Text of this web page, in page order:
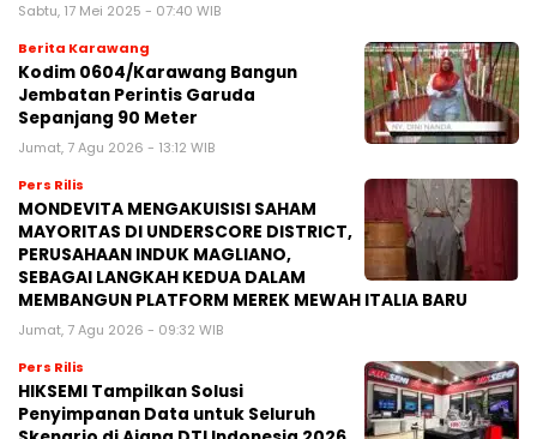
Sabtu, 17 Mei 2025 - 07:40 WIB
Berita Karawang
Kodim 0604/Karawang Bangun
Jembatan Perintis Garuda
Sepanjang 90 Meter
Jumat, 7 Agu 2026 - 13:12 WIB
Pers Rilis
MONDEVITA MENGAKUISISI SAHAM
MAYORITAS DI UNDERSCORE DISTRICT,
PERUSAHAAN INDUK MAGLIANO,
SEBAGAI LANGKAH KEDUA DALAM
MEMBANGUN PLATFORM MEREK MEWAH ITALIA BARU
Jumat, 7 Agu 2026 - 09:32 WIB
Pers Rilis
HIKSEMI Tampilkan Solusi
Penyimpanan Data untuk Seluruh